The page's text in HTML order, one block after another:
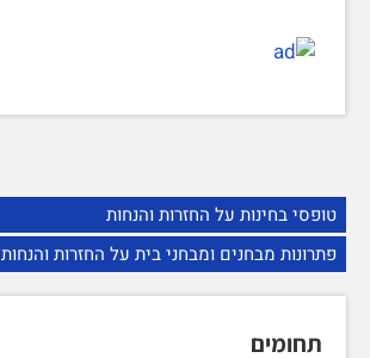
טופסי בחינות על החזרות והנחות
פתרונות מבחנים ומבחני בית על החזרות והנחות
תחומים